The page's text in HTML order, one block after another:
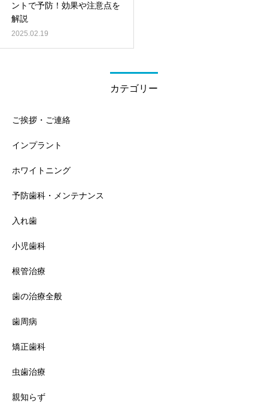
ントで予防！効果や注意点を
解説
2025.02.19
カテゴリー
ご挨拶・ご連絡
インプラント
ホワイトニング
予防歯科・メンテナンス
入れ歯
小児歯科
根管治療
歯の治療全般
歯周病
矯正歯科
虫歯治療
親知らず